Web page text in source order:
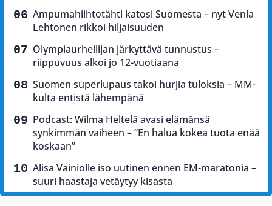
Ampumahiihtotähti katosi Suomesta – nyt Venla
Lehtonen rikkoi hiljaisuuden
Olympiaurheilijan järkyttävä tunnustus –
riippuvuus alkoi jo 12-vuotiaana
Suomen superlupaus takoi hurjia tuloksia – MM-
kulta entistä lähempänä
Podcast: Wilma Heltelä avasi elämänsä
synkimmän vaiheen – ”En halua kokea tuota enää
koskaan”
Alisa Vainiolle iso uutinen ennen EM-maratonia –
suuri haastaja vetäytyy kisasta